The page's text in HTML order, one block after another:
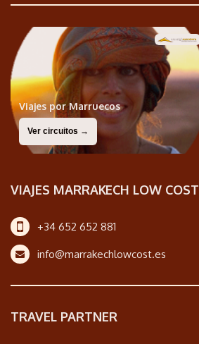
Viajes por Marruecos
Ver circuitos →
VIAJES MARRAKECH LOW COST
+34 652 652 881
info@marrakechlowcost.es
TRAVEL PARTNER